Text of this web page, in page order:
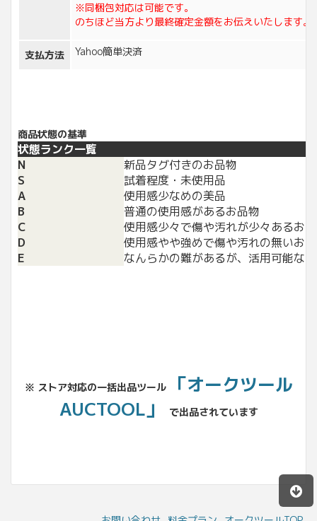
※同梱包対応は可能です。
のちほど当方より最終確定金額をお伝えいたします。
支払方法 Yahoo簡単決済
商品状態の基準
状態ランク一覧
N
新品タグ付きのお品物
S
試着程度・未使用品
A
使用感少なめの美品
B
普通の使用感があるお品物
C
使用感少々で傷や汚れが少々あるお
D
使用感やや強めで傷や汚れの無いお
E
なんらかの難があるが、活用可能な
※ ストア対応の一括出品ツール
「オークツール
AUCTOOL」
で出品されています